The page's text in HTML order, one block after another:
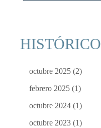
HISTÓRICO
octubre 2025 (2)
febrero 2025 (1)
octubre 2024 (1)
octubre 2023 (1)